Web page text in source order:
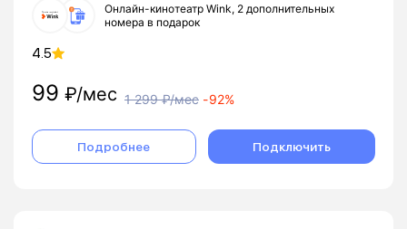
Онлайн-кинотеатр Wink, 2 дополнительных
номера в подарок
4.5
99 ₽/мес 1 299₽/мес -92%
Подробнее Подключить